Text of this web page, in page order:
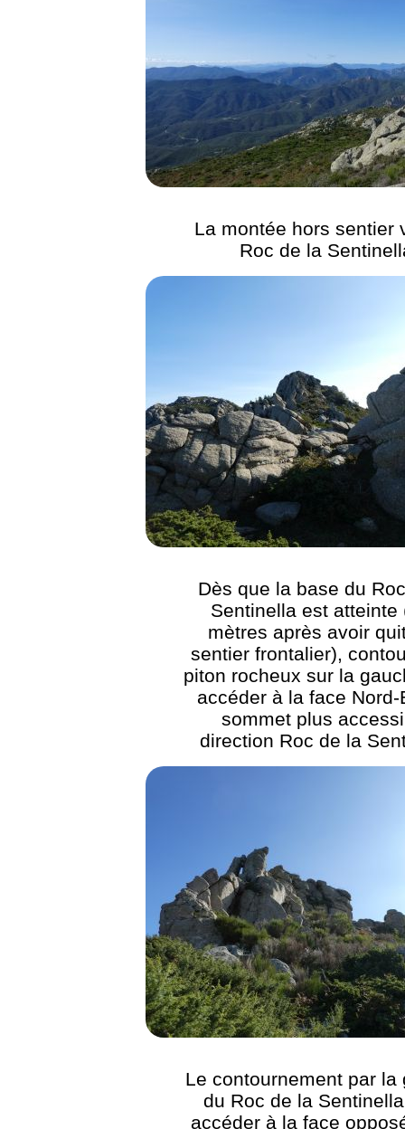
La montée hors sentier
Roc de la
Dès que la base du
Sentinella est atteinte
mètres après avoir
sentier frontalier),
piton rocheux sur la
accéder à la face Nord-
sommet plus
direction Roc de la
Le contournement par la
du Roc de la
accéder à la face